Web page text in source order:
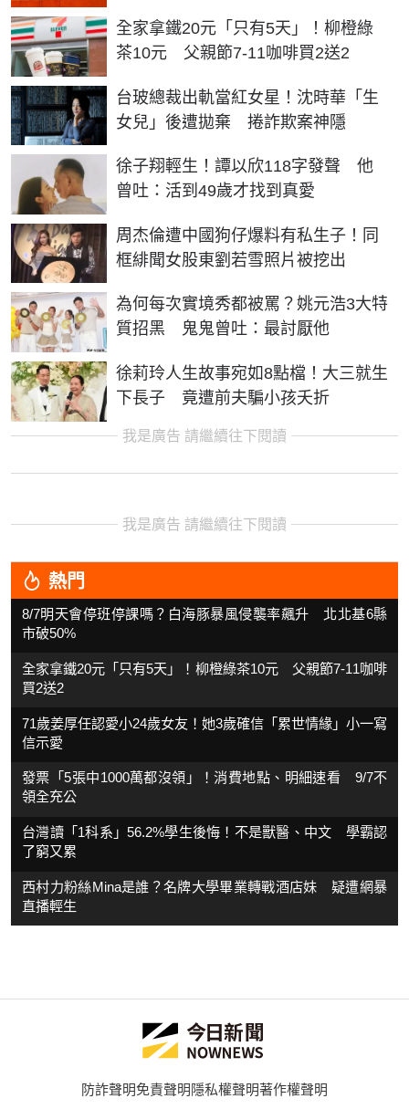
全家拿鐵20元「只有5天」！柳橙綠
茶10元 父親節7-11咖啡買2送2
台玻總裁出軌當紅女星！沈時華「生
女兒」後遭拋棄 捲詐欺案神隱
徐子翔輕生！譚以欣118字發聲 他
曾吐：活到49歲才找到真愛
周杰倫遭中國狗仔爆料有私生子！同
框緋聞女股東劉若雪照片被挖出
為何每次實境秀都被罵？姚元浩3大特
質招黑 鬼鬼曾吐：最討厭他
徐莉玲人生故事宛如8點檔！大三就生
下長子 竟遭前夫騙小孩夭折
我是廣告 請繼續往下閱讀
我是廣告 請繼續往下閱讀
熱門
8/7明天會停班停課嗎？白海豚暴風侵襲率飆升 北北基6縣
市破50%
全家拿鐵20元「只有5天」！柳橙綠茶10元 父親節7-11咖啡
買2送2
71歲姜厚任認愛小24歲女友！她3歲確信「累世情緣」小一寫
信示愛
發票「5張中1000萬都沒領」！消費地點、明細速看 9/7不
領全充公
台灣讀「1科系」56.2%學生後悔！不是獸醫、中文 學霸認
了窮又累
西村力粉絲Mina是誰？名牌大學畢業轉戰酒店妹 疑遭網暴
直播輕生
防詐聲明免責聲明隱私權聲明著作權聲明